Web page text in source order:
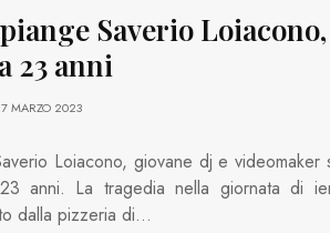
Saverio
23 anni
MARZO 2023
Loiacono, giovane dj e videomaker
anni. La tragedia nella giornata di
dalla pizzeria di…